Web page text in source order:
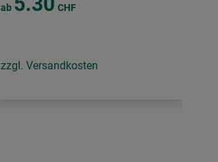
ab CHF
zzgl. Versandkosten